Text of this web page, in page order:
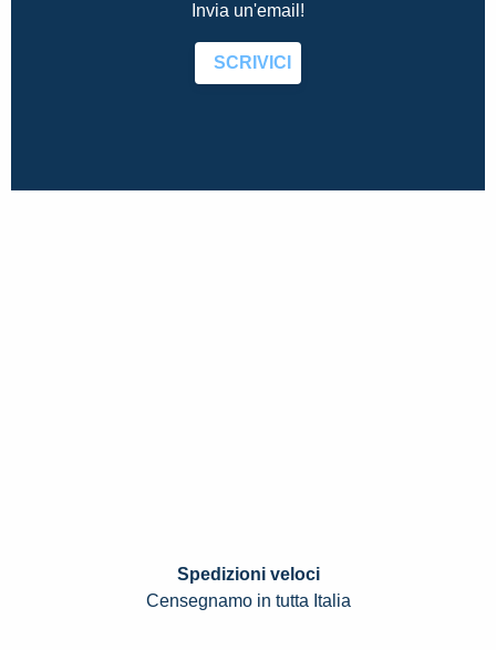
Invia un'email!
SCRIVICI
Spedizioni veloci
Censegnamo in tutta Italia